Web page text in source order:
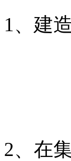
1、建
2、在